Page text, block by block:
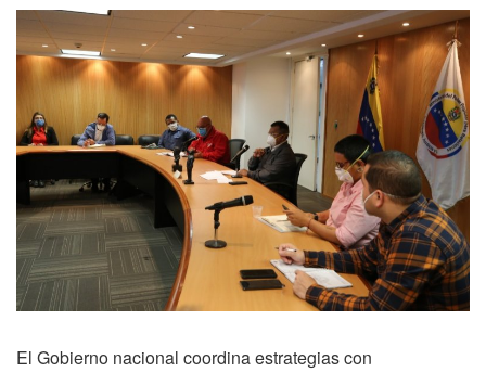
El Gobierno nacional coordina estrategias con